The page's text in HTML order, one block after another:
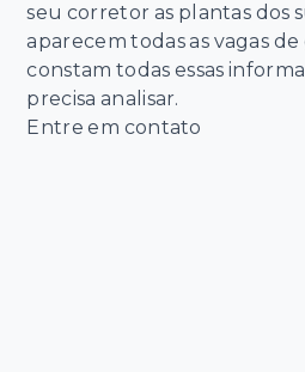
seu corretor as plantas dos
aparecem todas as vagas
constam todas essas
precisa analisar.
Entre em contato